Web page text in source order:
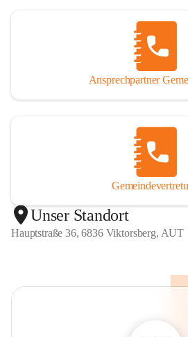
Ansprechpartner
Unser Standort
Hauptstraße 36, 6836 Viktorsberg, AUT